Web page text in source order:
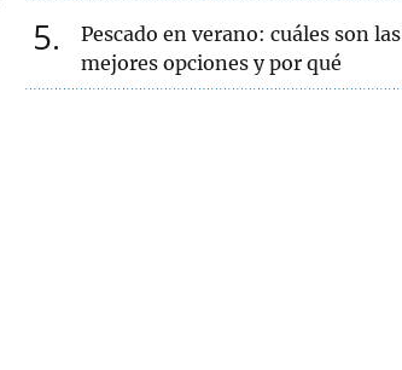
5
Pescado en verano: cuáles son las
mejores opciones y por qué